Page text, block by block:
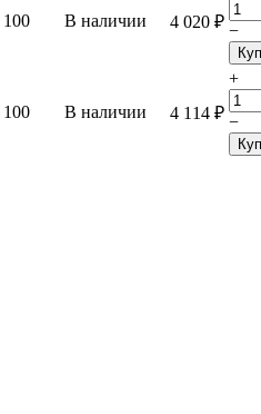
100 В наличии 4 020 ₽ −
100 В наличии 4 114 ₽
+
−